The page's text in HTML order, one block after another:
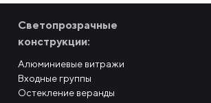
Светопрозрачные
конструкции:
Алюминиевые витражи
Входные группы
Остекление веранды